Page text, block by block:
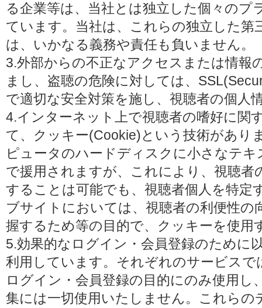
る企業等は、当社とは独立した個々のプ
ています。当社は、これらの独立した第
は、いかなる義務や責任も負いません。
3.外部からの不正なアクセスまたは情報
まし、盗聴の危険に対しては、
で適切な安全対策を施し、視聴者の個人
4.インターネット上で視聴者の嗜好に関
て、クッキー(Cookie)という技術があり
ピュータのハードディスクに小さなテ
で援用されますが、これにより、視聴
することは可能でも、視聴者個人を特定
ブサイトにおいては、視聴者の利便性の
握するため等の目的で、クッキーを使用
5.効果的なログイン・会員登録のために
利用しています。それぞれのサービス
ログイン・会員登録の目的にのみ使用し
集には一切使用いたしません。これらの